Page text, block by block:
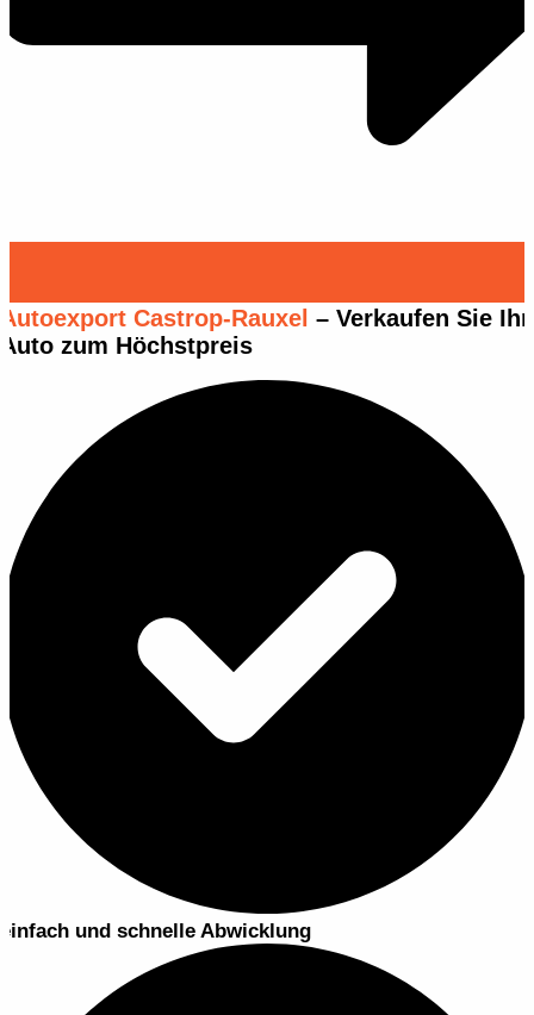
Autoexport Castrop-Rauxel – Verkaufen Sie Ihr
Auto zum Höchstpreis
einfach und schnelle Abwicklung